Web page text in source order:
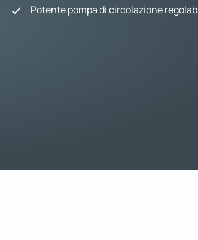
Potente pompa di circolazione